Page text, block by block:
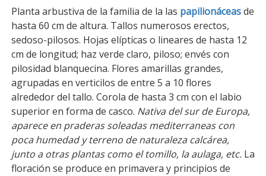
Planta arbustiva de la familia de la las papilionáceasde
hasta 60 cm de altura. Tallos numerosos erectos,
sedoso-pilosos. Hojas elípticas o lineares de hasta 12
cm de longitud; haz verde claro, piloso; envés con
pilosidad blanquecina. Flores amarillas grandes,
agrupadas en verticilos de entre 5 a 10 flores
alrededor del tallo. Corola de hasta 3 cm con el labio
superior en forma de casco. Nativa del sur de Europa,
aparece en praderas soleadas mediterraneas con
poca humedad y terreno de naturaleza calcárea,
junto a otras plantas como el tomillo, la aulaga, etc. La
floración se produce en primavera y principios de